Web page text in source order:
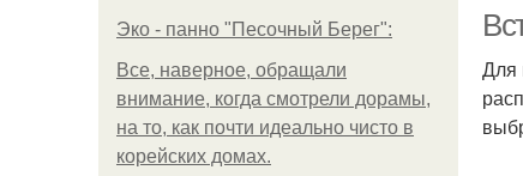
Эко - панно "Песочный Берег":
Все, наверное, обращали
внимание, когда смотрели дорамы,
на то, как почти идеально чисто в
корейских домах.
Для